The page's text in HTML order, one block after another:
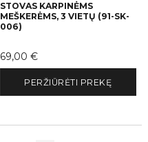
STOVAS KARPINĖMS
MEŠKERĖMS, 3 VIETŲ (91-SK-
006)
Kaina
69,00 €
PERŽIŪRĖTI PREKĘ